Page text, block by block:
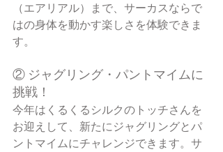
（エアリアル）まで、サーカスならで
はの身体を動かす楽しさを体験できま
す。
② ジャグリング・パントマイムに
挑戦！
今年はくるくるシルクのトッチさんを
お迎えして、新たにジャグリングとパ
ントマイムにチャレンジできます。サ